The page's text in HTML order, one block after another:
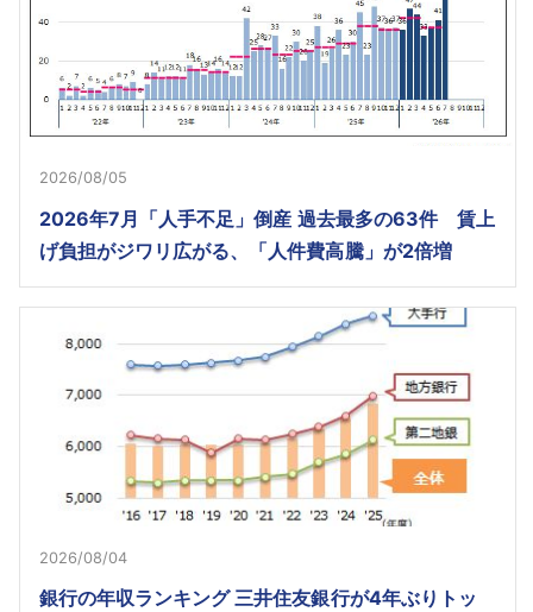
2026/08/05
2026年7月「人手不足」倒産 過去最多の63件 賃上
げ負担がジワリ広がる、「人件費高騰」が2倍増
2026/08/04
銀行の年収ランキング 三井住友銀行が4年ぶりトッ